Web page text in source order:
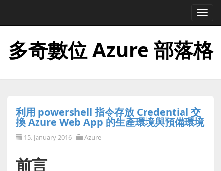
多奇數位 Azure 部落格
利用 powershell 指令存放 Credential 交
換 Azure Web App 的生產環境與預備環境
15. January 2016 Azure
前言